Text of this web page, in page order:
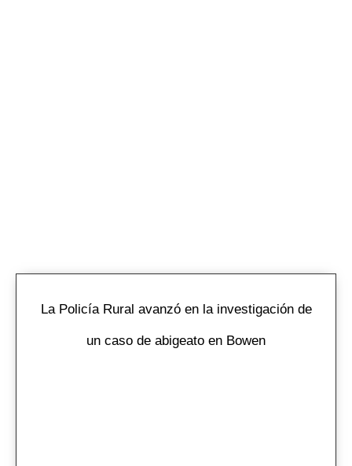
La Policía Rural avanzó en la investigación de
un caso de abigeato en Bowen